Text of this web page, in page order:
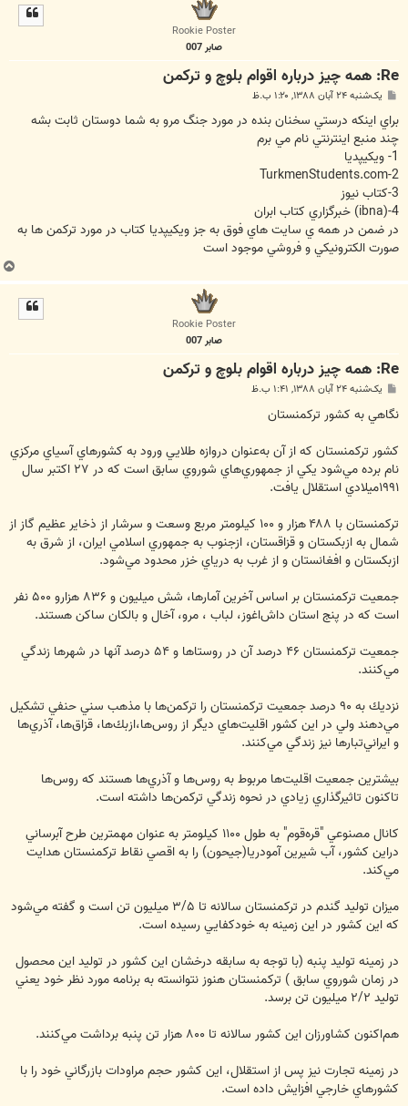
Rookie Poster
صابر 007
Re: همه چيز درباره اقوام بلوچ و تركمن
پ
ت
یک‌شنبه ۲۴ آبان ۱۳۸۸, ۱:۲۰ ب.ظ
براي اينكه درستي سخنان بنده در مورد جنگ مرو به شما دوستان ثابت بشه
چند منبع اينترنتي نام مي برم
1- ویکیپدیا
2-TurkmenStudents.com
3-كتاب نيوز
4-(ibna) خبرگزاري كتاب ابران
در ضمن در همه ي سايت هاي فوق به جز ویکیپدیا كتاب در مورد تركمن ها به
صورت الكترونيكي و فروشي موجود است
ب
ا
Rookie Poster
صابر 007
Re: همه چيز درباره اقوام بلوچ و تركمن
پ
ت
یک‌شنبه ۲۴ آبان ۱۳۸۸, ۱:۴۱ ب.ظ
نگاهي به كشور تركمنستان
كشور تركمنستان كه از آن به‌عنوان دروازه طلايي ورود به كشورهاي آسياي مركزي
۱۹۹۱‬ميلادي استقلال يافت.
تركمنستان با ‪ ۴۸۸‬هزار و ‪ ۱۰۰‬كيلومتر مربع وسعت و سرشار از ذخاير عظيم گاز از
شمال به ازبكستان و قزاقستان، ازجنوب به جمهوري اسلامي ايران، از شرق به
ازبكستان و افغانستان و از غرب به درياي خزر محدود مي‌شود.
جمعيت تركمنستان بر اساس آخرين آمارها، شش ميليون و ‪ ۸۳۶‬هزارو ‪ ۵۰۰‬نفر
است كه در پنج استان داش‌اغوز، لباب ، مرو، آخال و بالكان ساكن هستند.
جمعيت تركمنستان ‪ ۴۶‬درصد آن در روستاها و ‪ ۵۴‬درصد آنها در شهرها زندگي
مي‌كنند.
نزديك به ‪ ۹۰‬درصد جمعيت تركمنستان را تركمن‌ها با مذهب سني حنفي تشكيل
مي‌دهند ولي در اين كشور اقليت‌هاي ديگر از روس‌ها،ازبك‌ها، قزاق‌ها، آذري‌ها
و ايراني‌تبارها نيز زندگي مي‌كنند.
بيشترين جمعيت اقليت‌ها مربوط به روس‌ها و آذري‌ها هستند كه روس‌ها
تاكنون تاثيرگذاري زيادي در نحوه زندگي تركمن‌ها داشته است.
كانال مصنوعي "قره‌قوم" به طول ‪ ۱۱۰۰‬كيلومتر به عنوان مهمترين طرح آبرساني
دراين كشور، آب شيرين آمودريا(جيحون) را به اقصي نقاط تركمنستان هدايت
مي‌كند.
ميزان توليد گندم در تركمنستان سالانه تا ‪ ۳/۵‬ميليون تن است و گفته مي‌شود
كه اين كشور در اين زمينه به خودكفايي رسيده است.
در زمينه توليد پنبه (با توجه به سابقه درخشان اين كشور در توليد اين محصول
در زمان شوروي سابق ) تركمنستان هنوز نتوانسته به برنامه مورد نظر خود يعني
توليد ‪ ۲/۲‬ميليون تن برسد.
هم‌اكنون كشاورزان اين كشور سالانه تا ‪ ۸۰۰‬هزار تن پنبه برداشت مي‌كنند.
در زمينه تجارت نيز پس از استقلال، اين كشور حجم مراودات بازرگاني خود را با
كشورهاي خارجي افزايش داده است.